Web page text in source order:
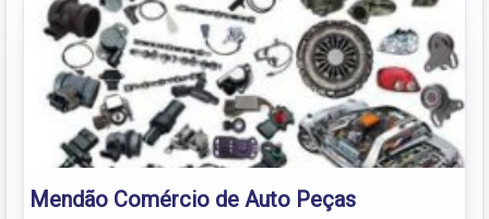
Mendão Comércio de Auto Peças